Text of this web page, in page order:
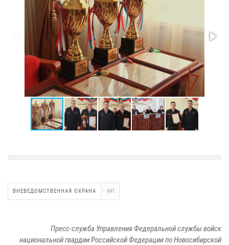
ВНЕВЕДОМСТВЕННАЯ ОХРАНА 691
Пресс-служба Управления Федеральной службы войск
национальной гвардии Российской Федерации по Новосибирской